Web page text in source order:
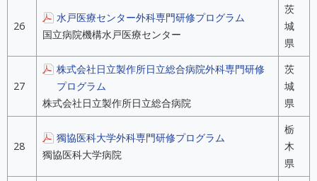
26
水戸医療センター外科専門研修プログラム
国立病院機構水戸医療センター
茨
城
県
27
株式会社日立製作所日立総合病院外科専門研修
プログラム
株式会社日立製作所日立総合病院
茨
城
県
28
獨協医科大学外科専門研修プログラム
獨協医科大学病院
栃
木
県